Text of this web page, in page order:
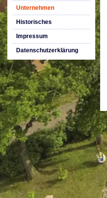
Unternehmen
Historisches
Impressum
Datenschutzerklärung